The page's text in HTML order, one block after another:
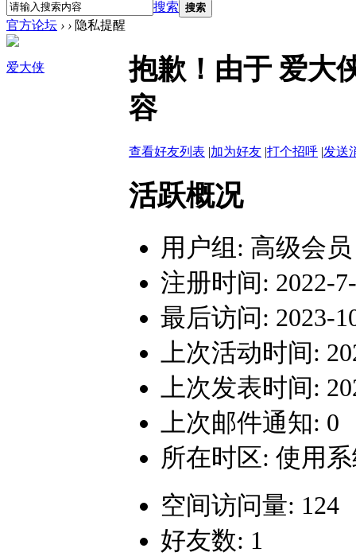
搜索 搜索
官方论坛 › › 隐私提醒
爱大侠
抱歉！由于 爱大
容
查看好友列表 |加为好友 |打个招呼 |发送
活跃概况
用户组: 高级会员
注册时间: 2022-
最后访问: 2023-
上次活动时间:
上次发表时间:
上次邮件通知: 0
所在时区: 使用
空间访问量: 124
好友数: 1